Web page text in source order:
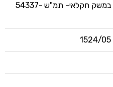
סילוק על הסף-של תביעה לזכויות במשק חקלאי- תמ"ש 54337-